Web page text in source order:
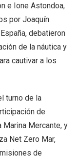
e Ione Astondoa,
por Joaquín
debatieron
de la náutica y
cautivar a los
turno de la
de
Marina Mercante, y
Net Zero Mar,
de